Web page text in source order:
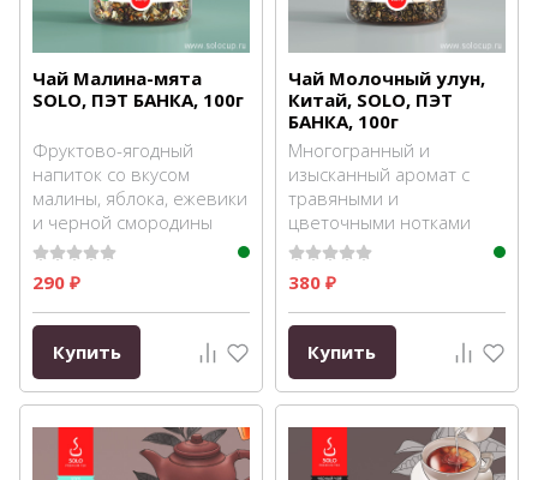
Чай Малина-мята
SOLO, ПЭТ БАНКА, 100г
Фруктово-ягодный
напиток со вкусом
малины, яблока, ежевики
и черной смородины
290₽
Купить
Чай Молочный улун,
Китай, SOLO, ПЭТ
БАНКА, 100г
Многогранный и
изысканный аромат с
травяными и
цветочными нотками
380 ₽
Купить